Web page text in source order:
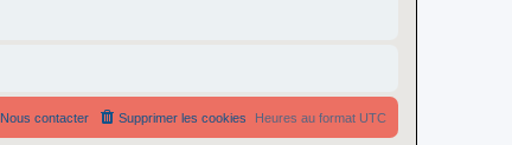
Heures au format UTC
Supprimer les cookies
Nous contacter